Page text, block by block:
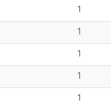
1
1
1
1
1